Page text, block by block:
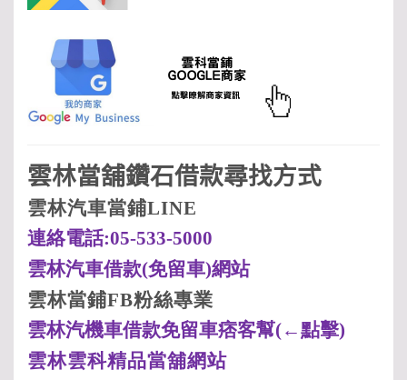
雲林當舖鑽石借款尋找方式
雲林汽車當鋪LINE
連絡電話:05-533-5000
雲林汽車借款(免留車)網站
雲林當鋪FB粉絲專業
雲林汽機車借款免留車痞客幫(←點擊)
雲林雲科精品當舖網站